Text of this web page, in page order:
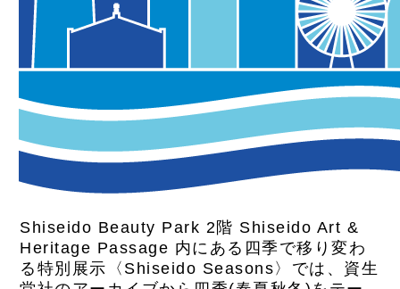
Shiseido Beauty Park 2階 Shiseido Art &
Heritage Passage 内にある四季で移り変わ
る特別展示〈Shiseido Seasons〉では、資生